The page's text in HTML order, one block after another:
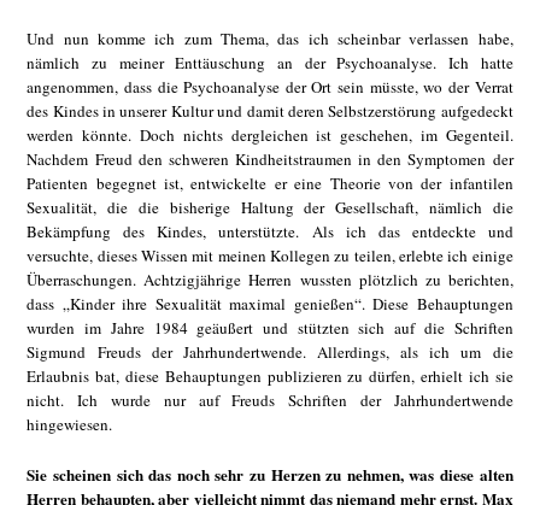
Und nun komme ich zum Thema, das ich scheinbar verlassen habe,
nämlich zu meiner Enttäuschung an der Psychoanalyse. Ich hatte
angenommen, dass die Psychoanalyse der Ort sein müsste, wo der Verrat
des Kindes in unserer Kultur und damit deren Selbstzerstörung aufgedeckt
werden könnte. Doch nichts dergleichen ist geschehen, im Gegenteil.
Nachdem Freud den schweren Kindheitstraumen in den Symptomen der
Patienten begegnet ist, entwickelte er eine Theorie von der infantilen
Sexualität, die die bisherige Haltung der Gesellschaft, nämlich die
Bekämpfung des Kindes, unterstützte. Als ich das entdeckte und
versuchte, dieses Wissen mit meinen Kollegen zu teilen, erlebte ich einige
Überraschungen. Achtzigjährige Herren wussten plötzlich zu berichten,
dass „Kinder ihre Sexualität maximal genießen“. Diese Behauptungen
wurden im Jahre 1984 geäußert und stützten sich auf die Schriften
Sigmund Freuds der Jahrhundertwende. Allerdings, als ich um die
Erlaubnis bat, diese Behauptungen publizieren zu dürfen, erhielt ich sie
nicht. Ich wurde nur auf Freuds Schriften der Jahrhundertwende
hingewiesen.
Sie scheinen sich das noch sehr zu Herzen zu nehmen, was diese alten
Herren behaupten, aber vielleicht nimmt das niemand mehr ernst. Max